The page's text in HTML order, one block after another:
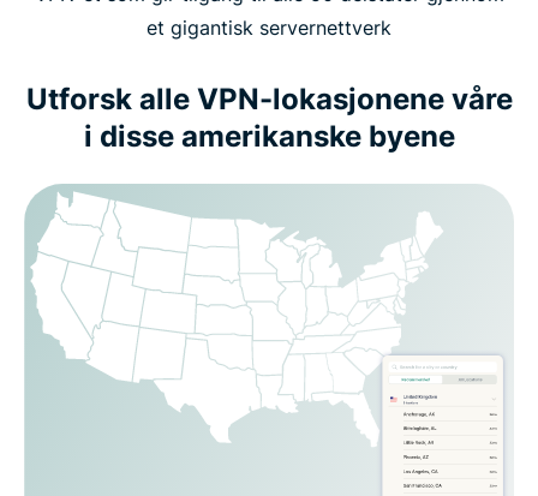
et gigantisk servernettverk
Utforsk alle VPN-lokasjonene våre
i disse amerikanske byene